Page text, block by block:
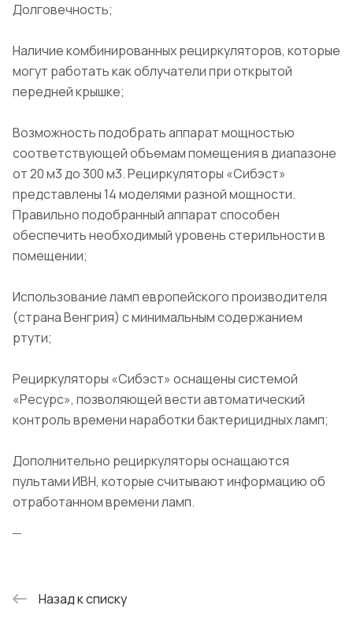
Долговечность;
Наличие комбинированных рециркуляторов, которые
могут работать как облучатели при открытой
передней крышке;
Возможность подобрать аппарат мощностью
соответствующей объемам помещения в диапазоне
от 20 м3 до 300 м3. Рециркуляторы «Сибэст»
представлены 14 моделями разной мощности.
Правильно подобранный аппарат способен
обеспечить необходимый уровень стерильности в
помещении;
Использование ламп европейского производителя
(страна Венгрия) с минимальным содержанием
ртути;
Рециркуляторы «Сибэст» оснащены системой
«Ресурс», позволяющей вести автоматический
контроль времени наработки бактерицидных ламп;
Дополнительно рециркуляторы оснащаются
пультами ИВН, которые считывают информацию об
отработанном времени ламп.
Назад к списку